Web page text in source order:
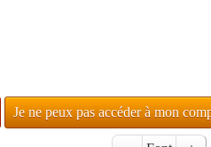
Je ne peux pas accéder à mon